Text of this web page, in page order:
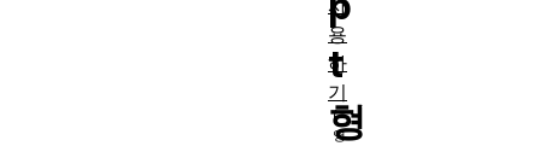
t
형
용
하
기